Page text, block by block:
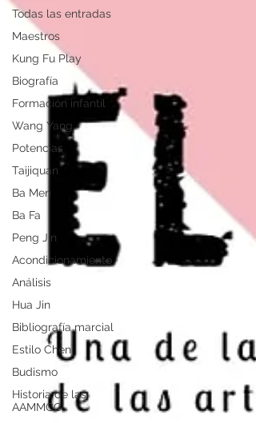
Todas las entradas
Maestros
Kung Fu Play
Biografía
Formación infantil
Wang Yang
Potencias
Taijiquan
Ba Men
Ba Fa
Peng Jin
Acondicionamiento
Análisis
Hua Jin
Bibliografía marcial
Estilo Chen
Budismo
Historia de las
AAMMCC